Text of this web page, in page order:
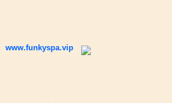
www.funkyspa.vip